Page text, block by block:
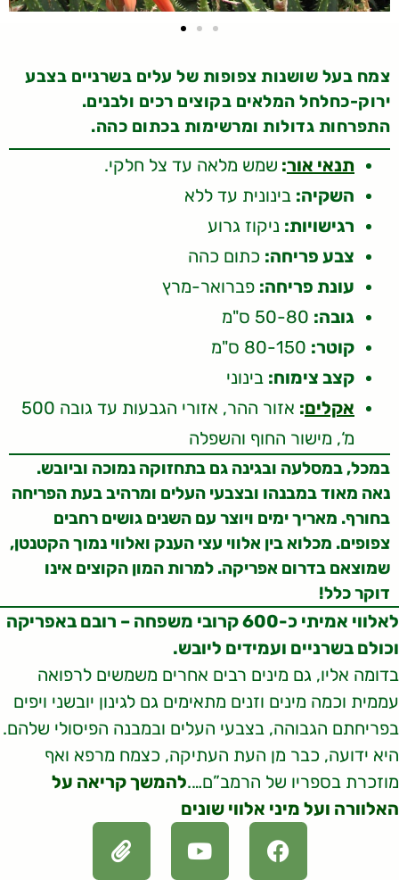
צמח בעל שושנות צפופות של עלים בשרניים בצבע
ירוק-כחלחל המלאים בקוצים רכים ולבנים.
התפרחות גדולות ומרשימות בכתום כהה.
תנאי אור: שמש מלאה עד צל חלקי.
השקיה: בינונית עד ללא
רגישויות: ניקוז גרוע
צבע פריחה: כתום כהה
עונת פריחה: פברואר-מרץ
גובה:
קוטר:
קצב צימוח: בינוני
אקלים:
אזור ההר, אזורי הגבעות עד גובה 500
מ‘, מישור החוף והשפלה
במכל, במסלעה ובגינה גם בתחזוקה נמוכה וביובש.
נאה מאוד במבנהו ובצבעי העלים ומרהיב בעת הפריחה
בחורף. מאריך ימים ויוצר עם השנים גושים רחבים
צפופים. מכלוא בין אלווי עצי הענק ואלווי נמוך הקטנטן,
שמוצאם בדרום אפריקה. למרות המון הקוצים אינו
דוקר כלל!
לאלווי אמיתי כ-600 קרובי משפחה – רובם באפריקה
וכולם בשרניים ועמידים ליובש.
בדומה אליו, גם מינים רבים אחרים משמשים לרפואה
עממית וכמה מינים וזנים מתאימים גם לגינון יובשני ויפים
בפריחתם הגבוהה, בצבעי העלים ובמבנה הפיסולי שלהם.
היא ידועה, כבר מן העת העתיקה, כצמח מרפא ואף
מוזכרת בספריו של הרמב”ם….להמשך קריאה על
האלוורה ועל מיני אלווי שונים